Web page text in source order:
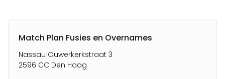
Match Plan Fusies en Overnames
Nassau Ouwerkerkstraat 3
2596 CC Den Haag